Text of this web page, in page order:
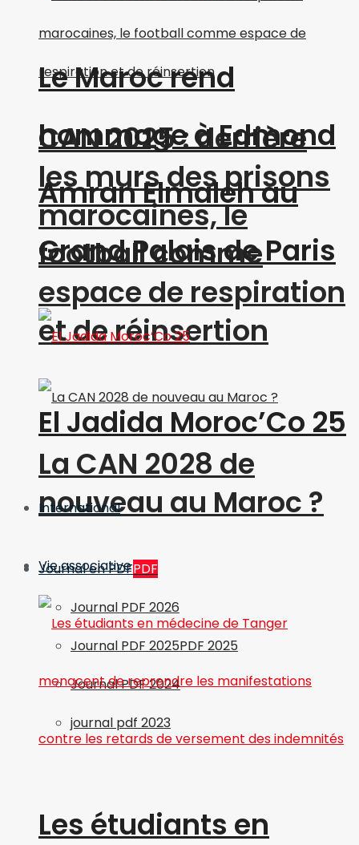
CAN 2025 : derrière
les murs des prisons
marocaines, le
football comme
espace de respiration
et de réinsertion
La CAN 2028 de
nouveau au Maroc ?
Journal en PDFPDF
Journal PDF 2026
Journal PDF 2025PDF 2025
Journal PDF 2024
journal pdf 2023
Le Maroc rend
hommage à Edmond
Amran Elmaleh au
Grand Palais de Paris
El Jadida Moroc’Co 25
International
Vie associative
Les étudiants en